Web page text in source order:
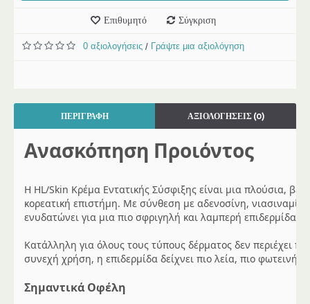
Επιθυμητό Σύγκριση
0 αξιολογήσεις / Γράψτε μια αξιολόγηση
ΠΕΡΙΓΡΑΦΉ ΑΞΙΟΛΟΓΉΣΕΙΣ (0)
Ανασκόπηση Προιόντος
Η HL/Skin Κρέμα Εντατικής Σύσφιξης είναι μια πλούσια,
κορεατική επιστήμη. Με σύνθεση με αδενοσίνη,
ενυδατώνει για μια πιο σφριγηλή και λαμπερή επιδερμίδα.
Κατάλληλη για όλους τους τύπους δέρματος δεν περιέχει
συνεχή χρήση, η επιδερμίδα δείχνει πιο λεία, πιο φωτεινή
Σημαντικά Οφέλη